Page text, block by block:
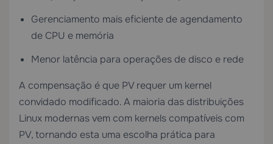
Gerenciamento mais eficiente de agendamento
de CPU e memória
Menor latência para operações de disco e rede
A compensação é que PV requer um kernel
convidado modificado. A maioria das distribuições
Linux modernas vem com kernels compatíveis com
PV, tornando esta uma escolha prática para